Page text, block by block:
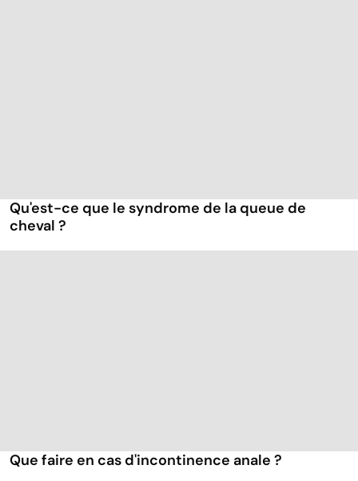
Qu'est-ce que le syndrome de la queue de
cheval ?
Que faire en cas d'incontinence anale ?